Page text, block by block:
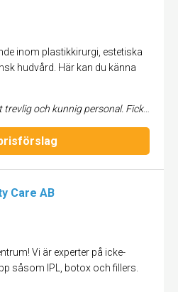
inom plastikkirurgi, estetiska
hudvård. Här kan du känna
Fick ett väldigt gott bemötande av alla. Verkligen nöjd med mitt besök och resultat av min bröstoperation. Rekommenderar dem starkt.
Care AB
Vi är experter på icke-
såsom IPL, botox och fillers.